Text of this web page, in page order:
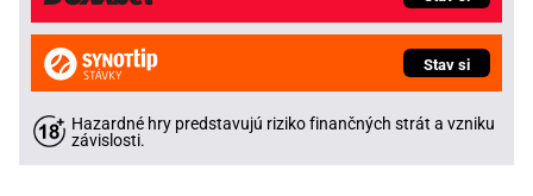
Stav si
Hazardné hry predstavujú riziko finančných strát a vzniku
závislosti.